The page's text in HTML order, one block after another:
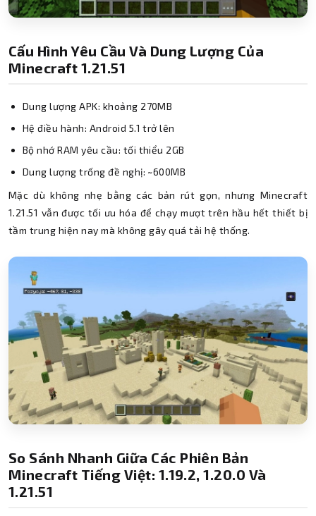
Cấu Hình Yêu Cầu Và Dung Lượng Của
Minecraft 1.21.51
Dung lượng APK: khoảng 270MB
Hệ điều hành: Android 5.1 trở lên
Bộ nhớ RAM yêu cầu: tối thiểu 2GB
Dung lượng trống đề nghị: ~600MB
Mặc dù không nhẹ bằng các bản rút gọn, nhưng Minecraft
1.21.51 vẫn được tối ưu hóa để chạy mượt trên hầu hết thiết bị
tầm trung hiện nay mà không gây quá tải hệ thống.
So Sánh Nhanh Giữa Các Phiên Bản
Minecraft Tiếng Việt: 1.19.2, 1.20.0 Và
1.21.51